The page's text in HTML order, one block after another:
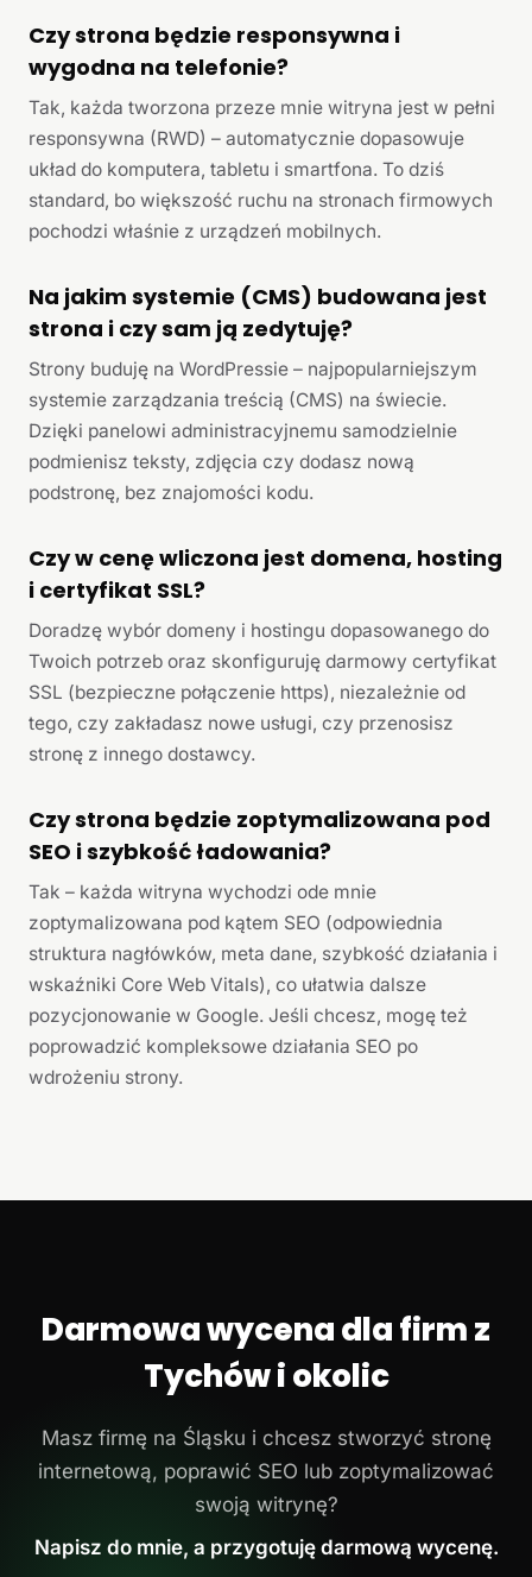
Czy strona będzie responsywna i
wygodna na telefonie?
Tak, każda tworzona przeze mnie witryna jest w pełni
responsywna (RWD) – automatycznie dopasowuje
układ do komputera, tabletu i smartfona. To dziś
standard, bo większość ruchu na stronach firmowych
pochodzi właśnie z urządzeń mobilnych.
Na jakim systemie (CMS) budowana jest
strona i czy sam ją zedytuję?
Strony buduję na WordPressie – najpopularniejszym
systemie zarządzania treścią (CMS) na świecie.
Dzięki panelowi administracyjnemu samodzielnie
podmienisz teksty, zdjęcia czy dodasz nową
podstronę, bez znajomości kodu.
Czy w cenę wliczona jest domena, hosting
i certyfikat SSL?
Doradzę wybór domeny i hostingu dopasowanego do
Twoich potrzeb oraz skonfiguruję darmowy certyfikat
SSL (bezpieczne połączenie https), niezależnie od
tego, czy zakładasz nowe usługi, czy przenosisz
stronę z innego dostawcy.
Czy strona będzie zoptymalizowana pod
SEO i szybkość ładowania?
Tak – każda witryna wychodzi ode mnie
zoptymalizowana pod kątem SEO (odpowiednia
struktura nagłówków, meta dane, szybkość działania i
wskaźniki Core Web Vitals), co ułatwia dalsze
pozycjonowanie w Google. Jeśli chcesz, mogę też
poprowadzić kompleksowe działania SEO po
wdrożeniu strony.
Darmowa wycena dla firm z
Tychów i okolic
Masz firmę na Śląsku i chcesz stworzyć stronę
internetową, poprawić SEO lub zoptymalizować
swoją witrynę?
Napisz do mnie, a przygotuję darmową wycenę.